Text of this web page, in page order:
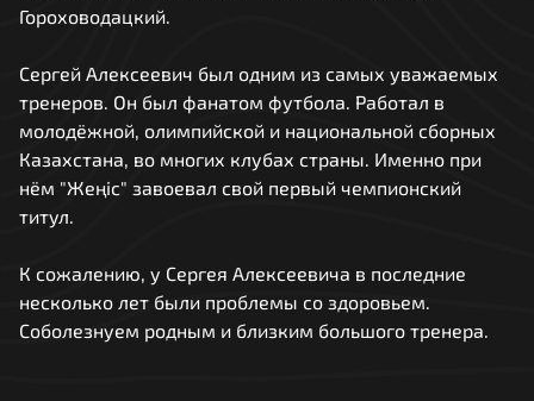
Гороховодацкий.
Сергей Алексеевич был одним из самых уважаемых
тренеров. Он был фанатом футбола. Работал в
молодёжной, олимпийской и национальной сборных
Казахстана, во многих клубах страны. Именно при
нём "Жеңіс" завоевал свой первый чемпионский
титул.
К сожалению, у Сергея Алексеевича в последние
несколько лет были проблемы со здоровьем.
Соболезнуем родным и близким большого тренера.